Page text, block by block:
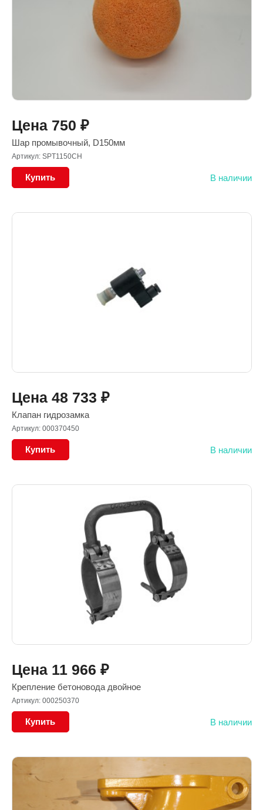
Цена 750 ₽
Шар промывочный, D150мм
Артикул: SPT1150CH
Купить В наличии
Цена 48 733 ₽
Клапан гидрозамка
Артикул: 000370450
Купить В наличии
Цена 11 966 ₽
Крепление бетоновода двойное
Артикул: 000250370
Купить В наличии